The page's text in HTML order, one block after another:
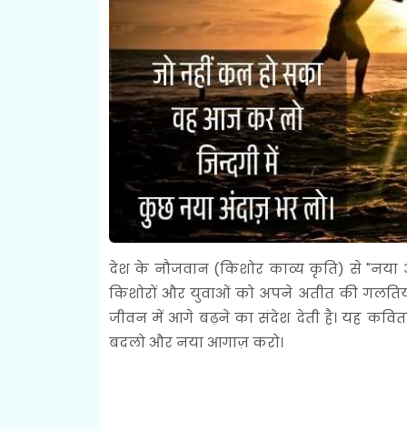
देश के नौजवान (किशोर काव्य कृति) से "नया
किशोरों और युवाओं को अपने अतीत की
जीवन में आगे बढ़ने का संदेश देती है। यह
बदलो और नया आगाज़ करो।